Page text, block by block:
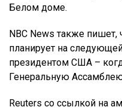
Белом доме.
NBC News также пишет,
планирует на
президентом США –
Генеральную
Reuters со ссылкой на